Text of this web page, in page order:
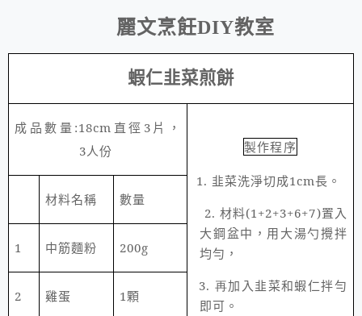
麗文烹飪DIY教室
蝦仁韭菜煎餅
成品數量 :18cm 直徑 3 片，
3人份 製作程序
1. 韭菜洗淨切成1cm長。
2. 材料(1+2+3+6+7)置入
大鋼盆中，用大湯勺攪拌
均勻，
3. 再加入韭菜和蝦仁拌勻
即可。
材料名稱 數量
1 中筋麵粉 200g
2 雞蛋 1顆